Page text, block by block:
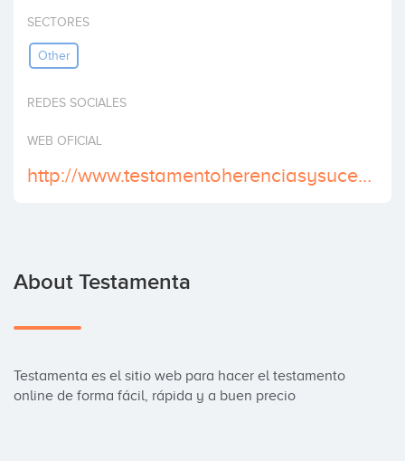
Invest
SECTORES
Other
REDES SOCIALES
WEB OFICIAL
http://www.testamentoherenciasysucesiones.es
About Testamenta
Testamenta es el sitio web para hacer el testamento
online de forma fácil, rápida y a buen precio